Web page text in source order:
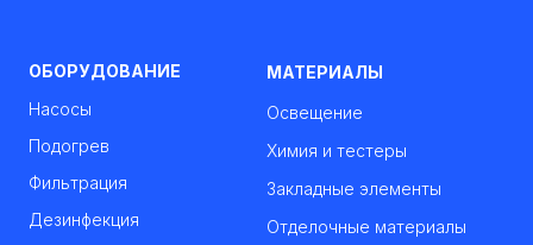
ОБОРУДОВАНИЕ
Насосы
Подогрев
Фильтрация
Дезинфекция
МАТЕРИАЛЫ
Освещение
Химия и тестеры
Закладные элементы
Отделочные материалы